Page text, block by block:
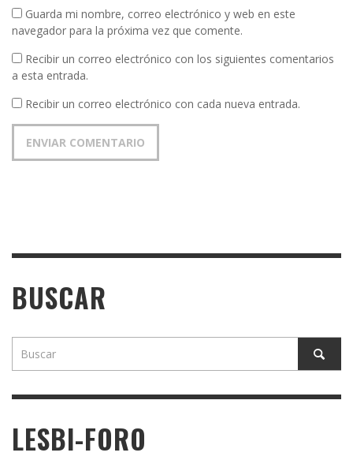
Guarda mi nombre, correo electrónico y web en este
navegador para la próxima vez que comente.
Recibir un correo electrónico con los siguientes comentarios
a esta entrada.
Recibir un correo electrónico con cada nueva entrada.
BUSCAR
LESBI-FORO